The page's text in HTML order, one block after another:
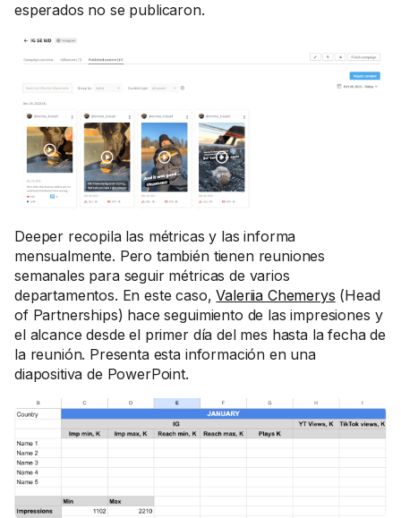
esperados no se publicaron.
Deeper recopila las métricas y las informa
mensualmente. Pero también tienen reuniones
semanales para seguir métricas de varios
departamentos. En este caso,Valeriia Chemerys (Head
of Partnerships) hace seguimiento de las impresiones y
el alcance desde el primer día del mes hasta la fecha de
la reunión. Presenta esta información en una
diapositiva de PowerPoint.